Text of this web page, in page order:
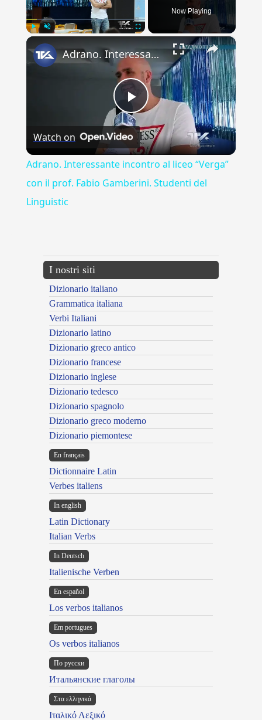
Now Playing
×
Play
Video
Adrano. Interessante incontro al liceo “Verga” con il prof. Fabio Gamberini. Studenti del Linguistic
Watch on
Adrano. Interessante incontro al liceo “Verga”
con il prof. Fabio Gamberini. Studenti del
Linguistic
I nostri siti
Dizionario italiano
Grammatica italiana
Verbi Italiani
Dizionario latino
Dizionario greco antico
Dizionario francese
Dizionario inglese
Dizionario tedesco
Dizionario spagnolo
Dizionario greco moderno
Dizionario piemontese
En français
Dictionnaire Latin
Verbes italiens
In english
Latin Dictionary
Italian Verbs
In Deutsch
Italienische Verben
En español
Los verbos italianos
Em portugues
Os verbos italianos
По русски
Итальянские глаголы
Στα ελληνικά
Ιταλικό Λεξικό